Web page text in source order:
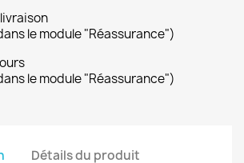
le module "Réassurance")
le module "Réassurance")
Détails du produit